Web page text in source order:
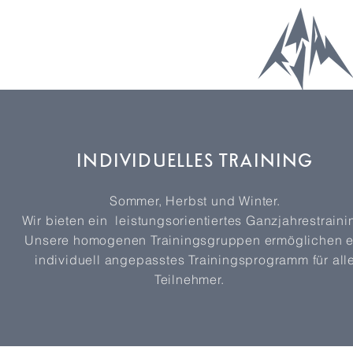
INDIVIDUELLES TRAINING
Sommer, Herbst und Winter.
Wir bieten ein leistungsorientiertes
Unsere homogenen Trainingsgruppen ermöglichen
individuell angepasstes Trainingsprogramm für
Teilnehmer.